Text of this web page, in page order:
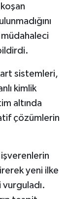
sistemleri,
kimlik
altında
çözümlerin
yeni ilke
vurguladı.